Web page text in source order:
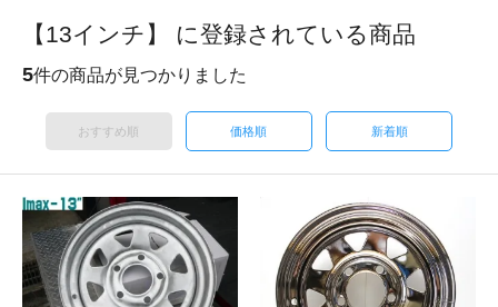
【13インチ】 に登録されている商品
5件の商品が見つかりました
おすすめ順 価格順 新着順